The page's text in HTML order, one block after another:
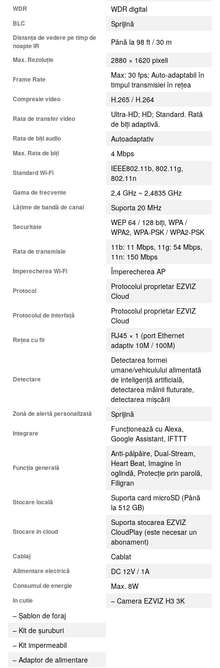
WDR WDR digital
BLC Sprijină
Distanța de vedere pe timp de
noapte IR
Până la 98 ft / 30 m
Max. Rezoluţie 2880 × 1620 pixeli
Frame Rate
Max: 30 fps; Auto-adaptabil în
timpul transmisiei în rețea
Compresie video H.265 / H.264
Rata de transfer video
Ultra-HD; HD; Standard. Rată
de biți adaptivă.
Rata de biți audio Autoadaptativ
Max. Rata de biți 4 Mbps
Standard Wi-Fi
IEEE802.11b, 802.11g,
802.11n
Gama de frecvente 2,4 GHz ~ 2,4835 GHz
Lățime de bandă de canal Suporta 20 MHz
Securitate
WEP 64 / 128 biți, WPA /
WPA2, WPA-PSK / WPA2-PSK
Rata de transmisie
11b: 11 Mbps, 11g: 54 Mbps,
11n: 150 Mbps
Împerecherea Wi-Fi Împerecherea AP
Protocol
Protocolul proprietar EZVIZ
Cloud
Protocolul de interfață
Protocolul proprietar EZVIZ
Cloud
Rețea cu fir
RJ45 × 1 (port Ethernet
adaptiv 10M / 100M)
Detectare
Detectarea formei
umane/vehiculului alimentată
de inteligență artificială,
detectarea mâinii fluturate,
detectarea mișcării
Zonă de alertă personalizată Sprijină
Integrare
Funcționează cu Alexa,
Google Assistant, IFTTT
Funcția generală
Anti-pâlpâire, Dual-Stream,
Heart Beat, Imagine în
oglindă, Protecție prin parolă,
Filigran
Stocare locală
Suporta card microSD (Până
la 512 GB)
Stocare in cloud
Suporta stocarea EZVIZ
CloudPlay (este necesar un
abonament)
Cablaj Cablat
Alimentare electrică DC 12V / 1A
Consumul de energie Max. 8W
In cutie
– Camera EZVIZ H3 3K
– Şablon de foraj
– Kit de șuruburi
– Kit impermeabil
– Adaptor de alimentare